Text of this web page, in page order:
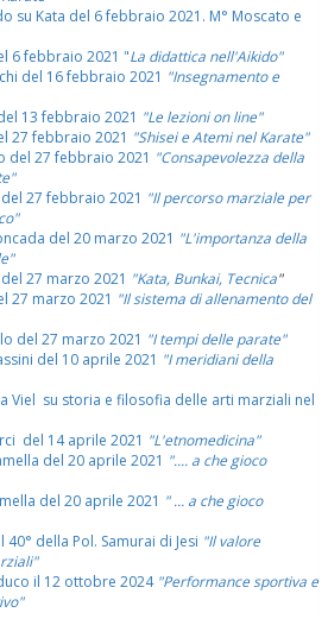
su Kata del 6 febbraio 2021. M° Moscato e
6 febbraio 2021 "La didattica nell'Aikido"
del 16 febbraio 2021 "Insegnamento e
13 febbraio 2021 "Le lezioni on line"
27 febbraio 2021 "Shisei e Atemi nel Karate"
del 27 febbraio 2021 "Consapevolezza della
27 febbraio 2021 "Il percorso marziale per
del 20 marzo 2021 "L'importanza della
27 marzo 2021 "Kata, Bunkai, Tecnica"
27 marzo 2021 "Il sistema di allenamento del
del 27 marzo 2021 "I tempi delle parate"
del 10 aprile 2021 "I meridiani della
Viel su storia e filosofia delle arti marziali nel
del 14 aprile 2021 "L'etnomedicina"
del 20 aprile 2021 ".... a che gioco
del 20 aprile 2021 " ... a che gioco
della Pol. Samurai di Jesi "Il valore
il 12 ottobre 2024"Performance sportiva e